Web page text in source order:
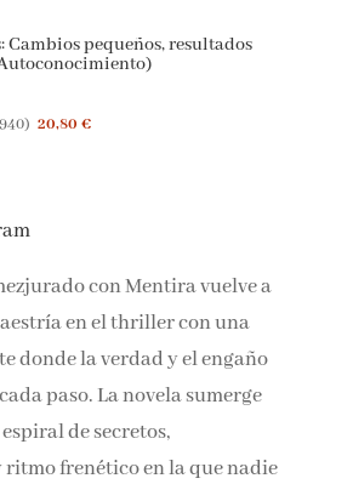
Cambios pequeños, resultados
) 20,80 €